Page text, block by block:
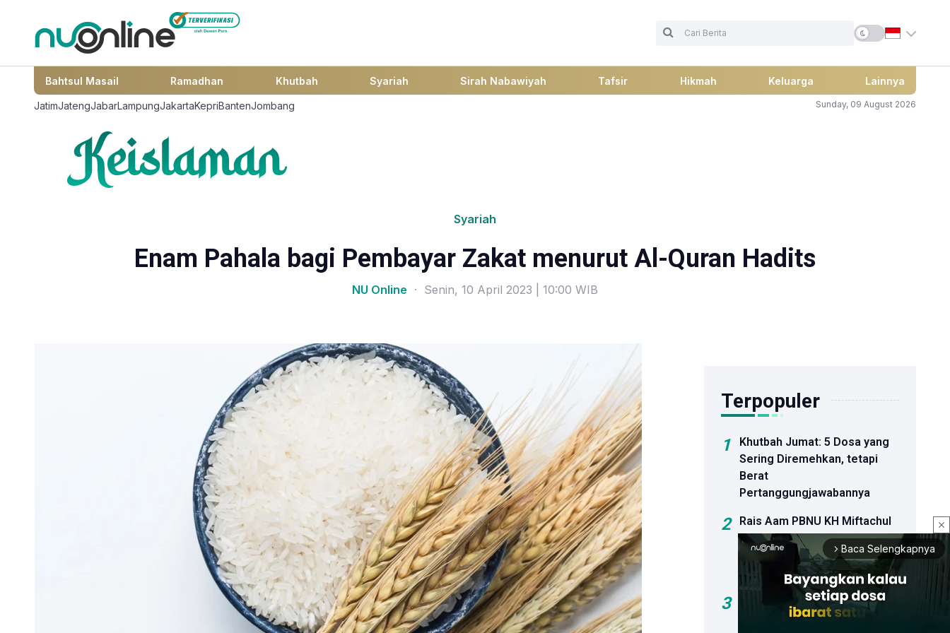
Bahtsul Masail Ramadhan Khutbah Syariah Sirah Nabawiyah Tafsir Hikmah Keluarga Lainnya
JatimJatengJabarLampungJakartaKepriBantenJombang Sunday, 09 August 2026
Syariah
Enam Pahala bagi Pembayar Zakat menurut Al-Quran Hadits
NU Online · Senin, 10 April 2023 | 10:00 WIB
close
arrow_forward_ios Baca Selengkapnya
Terpopuler
1
Khutbah Jumat: 5 Dosa yang
Sering Diremehkan, tetapi
Berat
Pertanggungjawabannya
2
Rais Aam PBNU KH Miftachul
Akhyar Resmi Buka Bahtsul
Masail Pra-Muktamar Ke-35
NU
3
Khutbah Jumat: Bahaya Hoaks
dan Dosa Menyebar Informasi